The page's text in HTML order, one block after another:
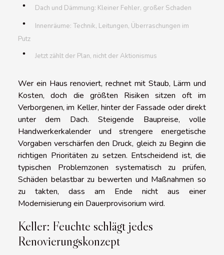
Dach und Dämmung: Kleiner Fehler, großer Schaden
Innenräume: Technik, Leitungen, Überraschungen im
Putz
Jetzt zählt der Plan, nicht der Aktionismus
Wer ein Haus renoviert, rechnet mit Staub, Lärm und
Kosten, doch die größten Risiken sitzen oft im
Verborgenen, im Keller, hinter der Fassade oder direkt
unter dem Dach. Steigende Baupreise, volle
Handwerkerkalender und strengere energetische
Vorgaben verschärfen den Druck, gleich zu Beginn die
richtigen Prioritäten zu setzen. Entscheidend ist, die
typischen Problemzonen systematisch zu prüfen,
Schäden belastbar zu bewerten und Maßnahmen so
zu takten, dass am Ende nicht aus einer
Modernisierung ein Dauerprovisorium wird.
Keller: Feuchte schlägt jedes
Renovierungskonzept